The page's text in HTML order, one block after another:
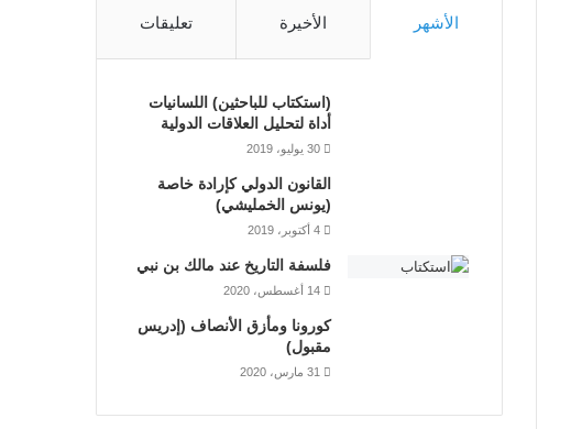
الأشهر الأخيرة تعليقات
(استكتاب للباحثين) اللسانيات
أداة لتحليل العلاقات الدولية
30 يوليو، 2019
القانون الدولي كإرادة خاصة
(يونس الخمليشي)
4 أكتوبر، 2019
فلسفة التاريخ عند مالك بن نبي
14 أغسطس، 2020
كورونا ومأزق الأنصاف (إدريس
مقبول)
31 مارس، 2020